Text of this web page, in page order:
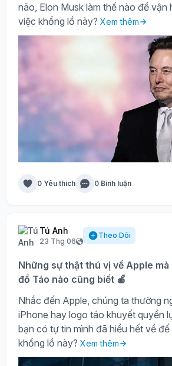
não, Elon Musk làm thế nào để vận
việc khổng lồ này? Xem thêm
0 Yêu thích 0 Bình luận
Tú Anh
23 Thg 06
Theo Dõi
Những sự thật thú vị về Apple
đồ Táo nào cũng biết 🍎
Nhắc đến Apple, chúng ta thường
iPhone hay logo táo khuyết quyền
bạn có tự tin mình đã hiểu hết về
khổng lồ này? Xem thêm